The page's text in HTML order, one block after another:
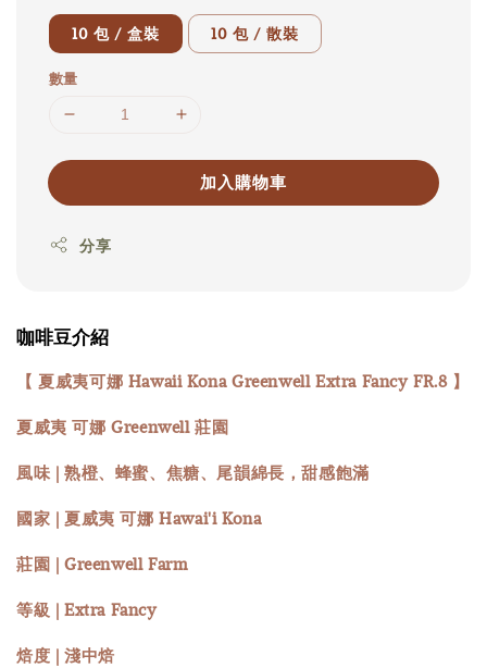
10 包 / 盒裝 10 包 / 散裝
數量
加入購物車
分享
咖啡豆介紹
【 夏威夷可娜 Hawaii Kona Greenwell Extra Fancy FR.8 】
夏威夷 可娜 Greenwell 莊園
風味 | 熟橙、蜂蜜、焦糖、尾韻綿長，甜感飽滿
國家 | 夏威夷 可娜 Hawai'i Kona
莊園 | Greenwell Farm
等級 | Extra Fancy
焙度 | 淺中焙